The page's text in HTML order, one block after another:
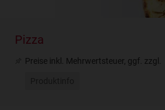
Pizza
Preise inkl. Mehrwertsteuer, ggf. zzgl.